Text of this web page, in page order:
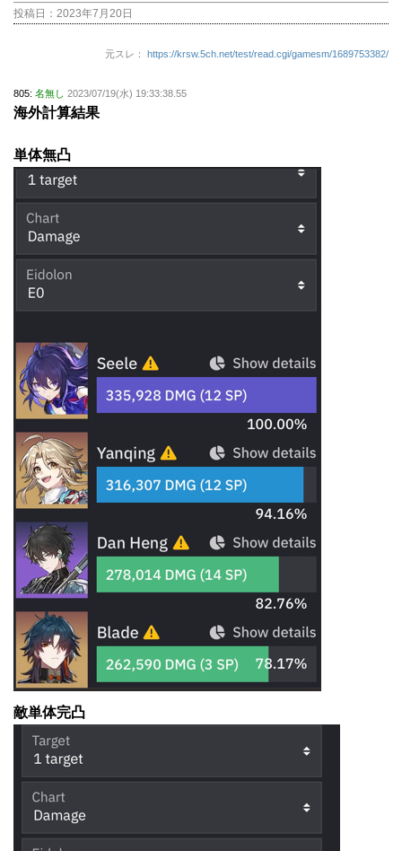
投稿日： 2023年7月20日
元スレ： https://krsw.5ch.net/test/read.cgi/gamesm/1689753382/
805: 名無し 2023/07/19(水) 19:33:38.55
海外計算結果
単体無凸
敵単体完凸